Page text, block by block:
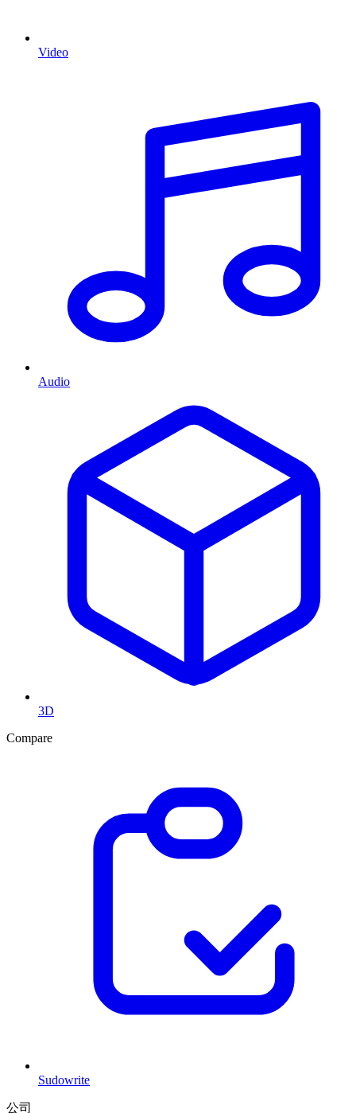
Video
Audio
3D
Compare
Sudowrite
公司